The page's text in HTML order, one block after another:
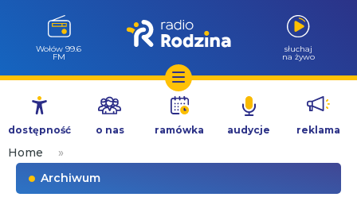
Przejdź
treści
Wołów 99.6
FM
słuchaj
na żywo
dostępność o nas ramówka audycje reklama
Home
»
Archiwum